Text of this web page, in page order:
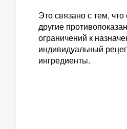
Это связано с тем,
другие
ограничений к
индивидуальный
ингредиенты.